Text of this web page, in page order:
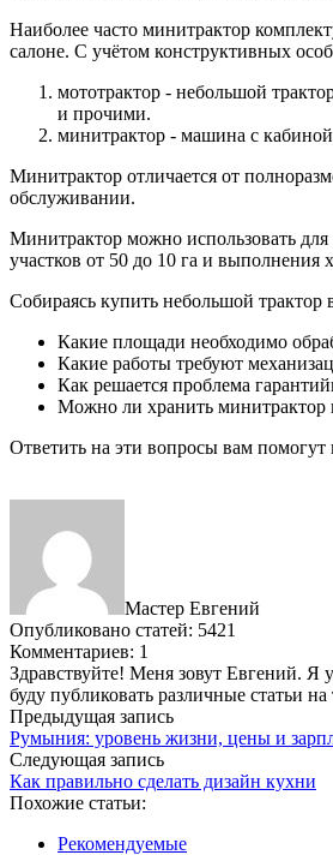
Наиболее часто минитрактор
салоне. С учётом конструктивных
мототрактор - небольшой
и прочими.
минитрактор - машина с
Минитрактор отличается от
обслуживании.
Минитрактор можно использовать
участков от 50 до 10 га и выполнения
Собираясь купить небольшой трактор
Какие площади необходимо
Какие работы требуют
Как решается проблема
Можно ли хранить минитрактор
Ответить на эти вопросы вам
Мастер Евгений
Опубликовано статей: 5421
Комментариев: 1
Здравствуйте! Меня зовут Евгений. Я
буду публиковать различные статьи
Предыдущая запись
Румыния: уровень жизни, цены и
Следующая запись
Как правильно сделать дизайн кухни
Похожие статьи:
Рекомендуемые